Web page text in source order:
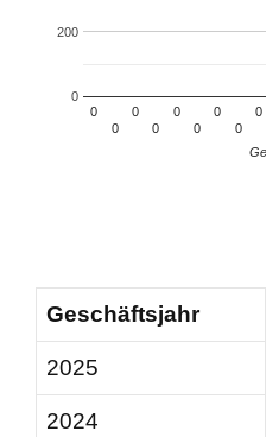
0
0
0
0
0
0
0
0
0
0
200
Geschäftsjahr
2025
2024